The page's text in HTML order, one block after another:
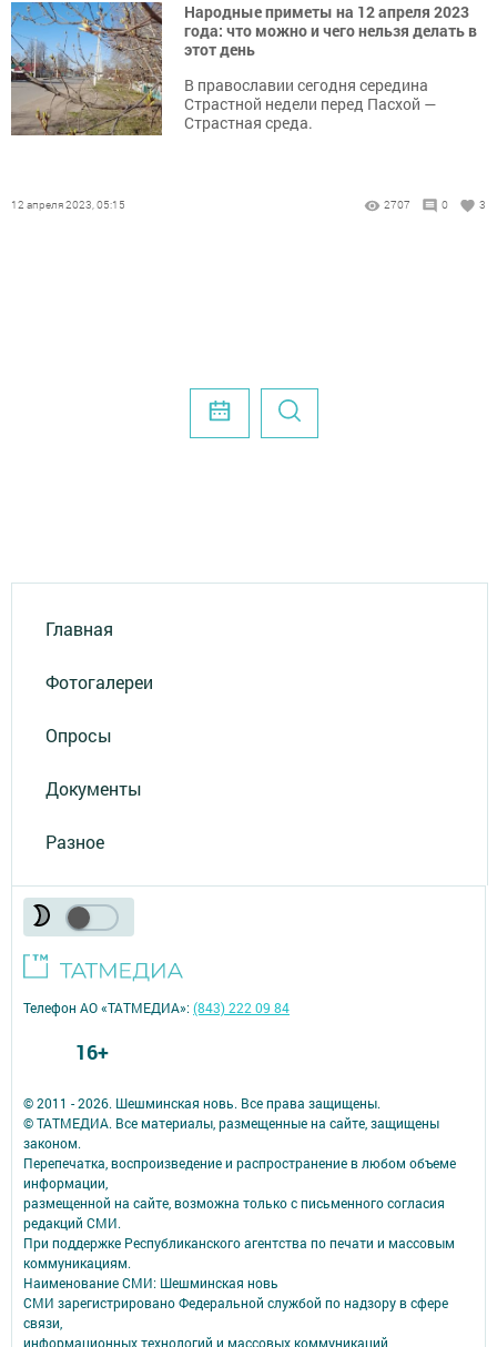
Народные приметы на 12 апреля 2023
года: что можно и чего нельзя делать в
этот день
В православии сегодня середина
Страстной недели перед Пасхой —
Страстная среда.
12 апреля 2023, 05:15 2707 0 3
Главная
Фотогалереи
Опросы
Документы
Разное
© 2011 - 2026. Шешминская новь. Все права защищены.
© ТАТМЕДИА. Все материалы, размещенные на сайте, защищены
законом.
Перепечатка, воспроизведение и распространение в любом объеме
информации,
размещенной на сайте, возможна только с письменного согласия
редакций СМИ.
При поддержке Республиканского агентства по печати и массовым
коммуникациям.
Наименование СМИ: Шешминская новь
СМИ зарегистрировано Федеральной службой по надзору в сфере
связи,
информационных технологий и массовых коммуникаций
Телефон АО «ТАТМЕДИА»:(843) 222 09 84
16+